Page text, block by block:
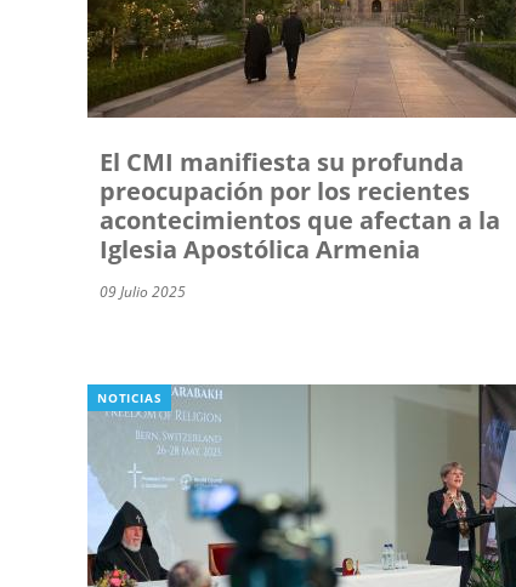
El CMI manifiesta su profunda
preocupación por los recientes
acontecimientos que afectan a la
Iglesia Apostólica Armenia
09 Julio 2025
NOTICIAS